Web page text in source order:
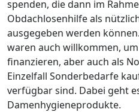
spenden, die dann im
Obdachlosenhilfe als
ausgegeben werden
waren auch willkommen,
finanzieren, aber auch als
Einzelfall Sonderbedarfe
verfügbar sind. Dabei geht
Damenhygieneprodukte.